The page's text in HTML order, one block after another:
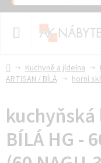
DomůKuchyně a jídelna
ARTISAN / BÍLÁ
horní
kuchyňská
BÍLÁ HG -